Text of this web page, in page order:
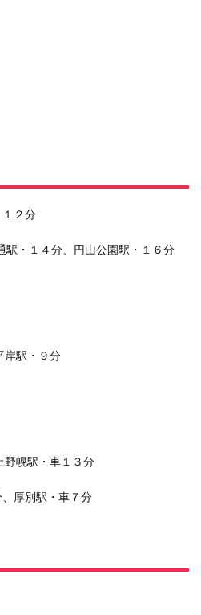
２分
駅・１４分、円山公園駅・１６分
岸駅・９分
野幌駅・車１３分
厚別駅・車７分